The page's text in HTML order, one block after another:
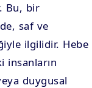
Bu, bir
saf ve
ilgilidir. Hebe
insanların
duygusal